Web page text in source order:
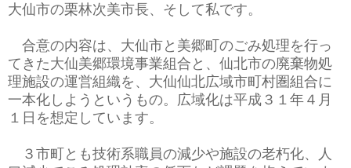
大仙市の栗林次美市長、そして私です。
合意の内容は、大仙市と美郷町のごみ処理を行っ
てきた大仙美郷環境事業組合と、仙北市の廃棄物処
理施設の運営組織を、大仙仙北広域市町村圏組合に
一本化しようというもの。広域化は平成３１年４月
１日を想定しています。
３市町とも技術系職員の減少や施設の老朽化、人